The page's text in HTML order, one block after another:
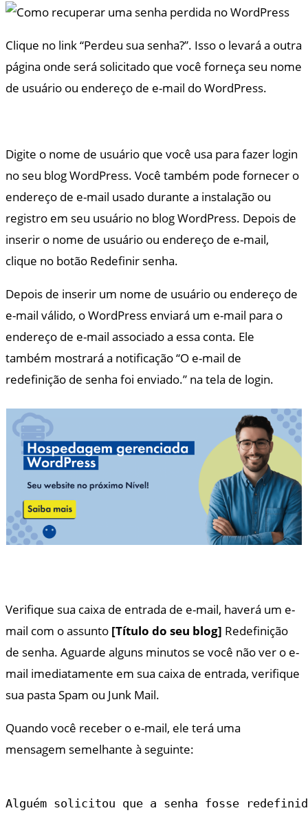
Clique no link “Perdeu sua senha?”. Isso o levará a outra
página onde será solicitado que você forneça seu nome
de usuário ou endereço de e-mail do WordPress.
Digite o nome de usuário que você usa para fazer login
no seu blog WordPress. Você também pode fornecer o
endereço de e-mail usado durante a instalação ou
registro em seu usuário no blog WordPress. Depois de
inserir o nome de usuário ou endereço de e-mail,
clique no botão Redefinir senha.
Depois de inserir um nome de usuário ou endereço de
e-mail válido, o WordPress enviará um e-mail para o
endereço de e-mail associado a essa conta. Ele
também mostrará a notificação “O e-mail de
redefinição de senha foi enviado.” na tela de login.
Verifique sua caixa de entrada de e-mail, haverá um e-
mail com o assunto [Título do seu blog] Redefinição
de senha. Aguarde alguns minutos se você não ver o e-
mail imediatamente em sua caixa de entrada, verifique
sua pasta Spam ou Junk Mail.
Quando você receber o e-mail, ele terá uma
mensagem semelhante à seguinte:
Alguém solicitou que a senha fosse